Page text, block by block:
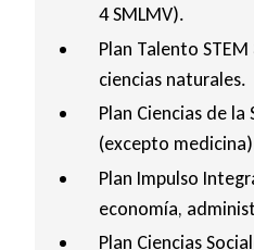
4 SMLMV).
Plan Talento
ciencias naturales.
Plan Ciencias de
(excepto
Plan Impulso
economía,
Plan Ciencias